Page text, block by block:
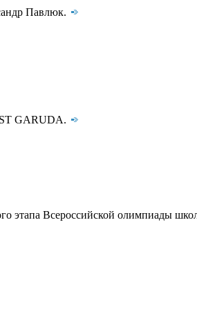
Павлюк.
ST GARUDA.
этапа Всероссийской олимпиады